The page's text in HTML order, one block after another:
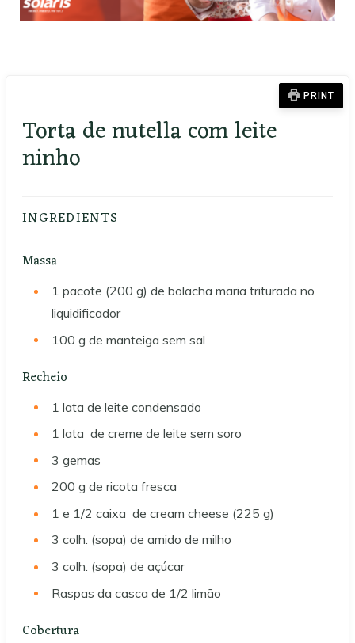
PRINT
Torta de nutella com leite
ninho
INGREDIENTS
Massa
1 pacote (200 g) de bolacha maria triturada no
liquidificador
100 g de manteiga sem sal
Recheio
1 lata de leite condensado
1 lata de creme de leite sem soro
3 gemas
200 g de ricota fresca
1 e 1/2 caixa de cream cheese (225 g)
3 colh. (sopa) de amido de milho
3 colh. (sopa) de açúcar
Raspas da casca de 1/2 limão
Cobertura